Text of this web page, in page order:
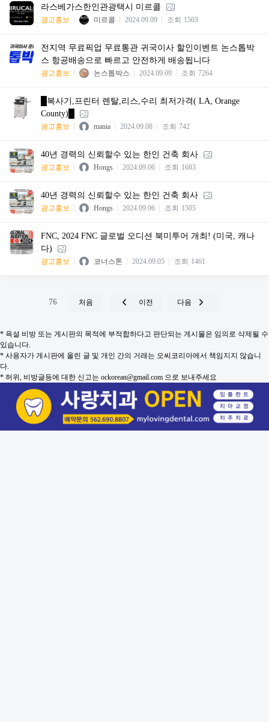
라스베가스한인관광택시 미르콜
광고홍보 미르콜 2024.09.09 조회 1503
전지역 무료픽업 무료통관 귀국이사 할인이벤트 논스톱박
스 항공배송으로 빠르고 안전하게 배송됩니다
광고홍보 논스톱박스 2024.09.09 조회 7264
█복사기,프린터 렌탈,리스,수리 최저가격( LA, Orange
County)█
광고홍보 mania 2024.09.08 조회 742
40년 경력의 신뢰할수 있는 한인 건축 회사
광고홍보 Hongs 2024.09.06 조회 1683
40년 경력의 신뢰할수 있는 한인 건축 회사
광고홍보 Hongs 2024.09.06 조회 1505
FNC, 2024 FNC 글로벌 오디션 북미투어 개최! (미국, 캐나
다)
광고홍보 코너스톤 2024.09.05 조회 1461
76 처음 이전 다음
* 욕설 비방 또는 게시판의 목적에 부적합하다고 판단되는 게시물은 임의로 삭제될 수
있습니다.
* 사용자가 게시판에 올린 글 및 개인 간의 거래는 오씨코리아에서 책임지지 않습니
다.
* 허위, 비방글등에 대한 신고는 ockorean@gmail.com 으로 보내주세요